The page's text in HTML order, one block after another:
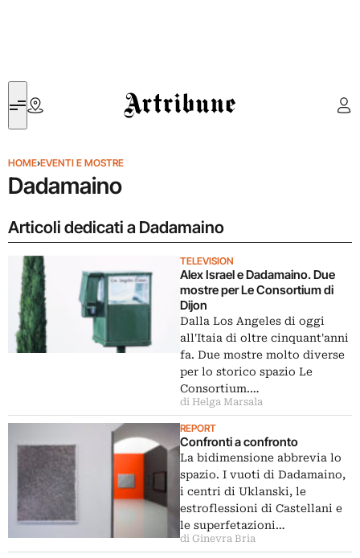
Artribune
HOME›EVENTI E MOSTRE
Dadamaino
Articoli dedicati a Dadamaino
TELEVISION
Alex Israel e Dadamaino. Due
mostre per Le Consortium di
Dijon
Dalla Los Angeles di oggi
all'Itaia di oltre cinquant'anni
fa. Due mostre molto diverse
per lo storico spazio Le
Consortium.…
di Helga Marsala
REPORT
Confronti a confronto
La bidimensione abbrevia lo
spazio. I vuoti di Dadamaino,
i centri di Uklanski, le
estroflessioni di Castellani e
le superfetazioni…
di Ginevra Bria